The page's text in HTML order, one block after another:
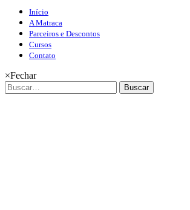
Início
A Matraca
Parceiros e Descontos
Cursos
Contato
×Fechar
Buscar